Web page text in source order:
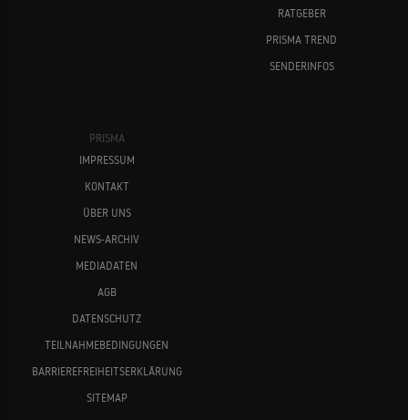
RATGEBER
PRISMA TREND
SENDERINFOS
PRISMA
IMPRESSUM
KONTAKT
ÜBER UNS
NEWS-ARCHIV
MEDIADATEN
AGB
DATENSCHUTZ
TEILNAHMEBEDINGUNGEN
BARRIEREFREIHEITSERKLÄRUNG
SITEMAP